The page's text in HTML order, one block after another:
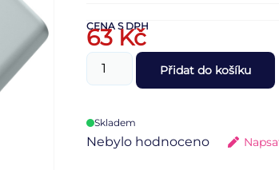
CENA S DPH
63Kč
Přidat do košíku
Skladem
Nebylo hodnoceno